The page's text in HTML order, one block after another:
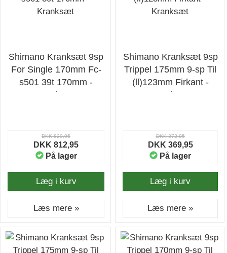
Shimano Kranksæt 9sp
For Single 170mm Fc-
s501 39t 170mm -
Kranksæt
DKK 820,95
DKK 812,95
På lager
Læg i kurv
Læs mere »
Shimano Kranksæt 9sp
Trippel 175mm 9-sp Til
(ll)123mm Firkant -
Kranksæt
DKK 372,95
DKK 369,95
På lager
Læg i kurv
Læs mere »